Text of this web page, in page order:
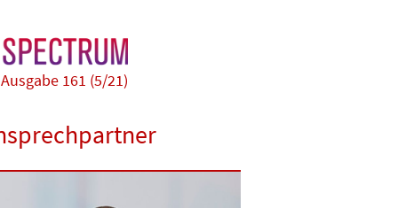
Ausgabe 161 (5/21)